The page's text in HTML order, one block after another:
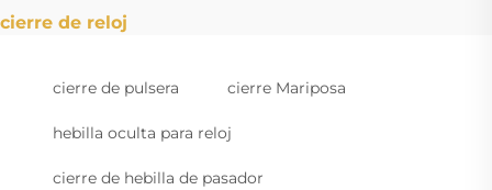
cierre de reloj
cierre de pulsera cierre Mariposa
hebilla oculta para reloj
cierre de hebilla de pasador